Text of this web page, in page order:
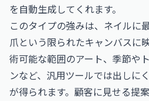
を自動生成してくれます。
このタイプの強みは、ネイルに
爪という限られたキャンバスに
術可能な範囲のアート、季節や
ンなど、汎用ツールでは出しに
が得られます。顧客に見せる提